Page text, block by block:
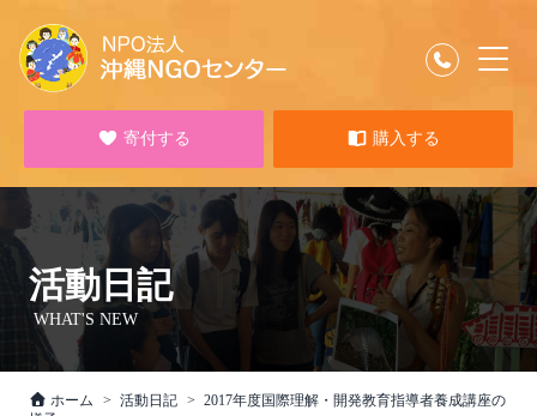
寄付する 購入する
活動日記
WHAT'S NEW
ホーム 活動日記
2017年度国際理解・開発教育指導者養成講座の